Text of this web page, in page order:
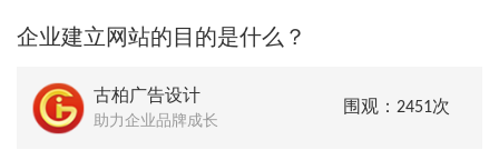
企业建立网站的目的是什么？
古柏广告设计
助力企业品牌成长
围观：2451次